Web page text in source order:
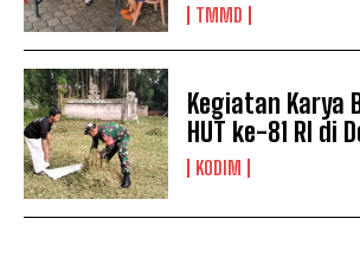
TMMD
Kegiatan Karya
HUT ke-81 RI di
KODIM